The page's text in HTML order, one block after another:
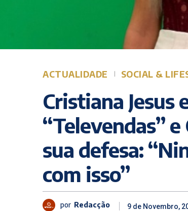
ACTUALIDADE SOCIAL &
Cristiana Jesus
“Televendas”
sua defesa:
com isso”
por Redacção 9 de Novembro,